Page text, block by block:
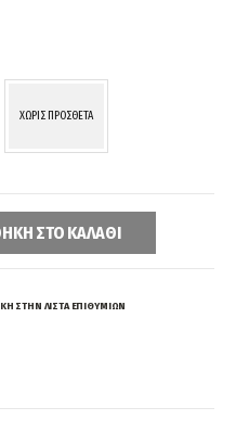
ΧΩΡΙΣ ΠΡΟΣΘΕΤΑ
ΣΤΟ ΚΑΛΆΘΙ
ΣΤΗΝ ΛΊΣΤΑ ΕΠΙΘΥΜΙΏΝ